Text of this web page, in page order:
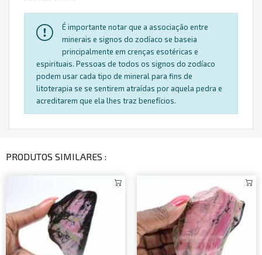
É importante notar que a associação entre
minerais e signos do zodíaco se baseia
principalmente em crenças esotéricas e
espirituais. Pessoas de todos os signos do zodíaco
podem usar cada tipo de mineral para fins de
litoterapia se se sentirem atraídas por aquela pedra e
acreditarem que ela lhes traz benefícios.
PRODUTOS SIMILARES :